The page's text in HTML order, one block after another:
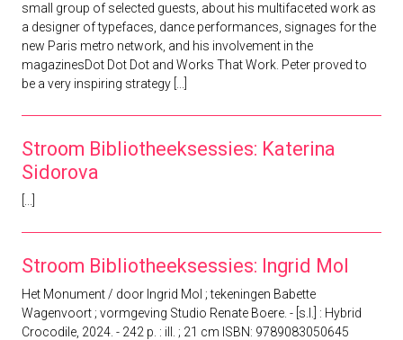
small group of selected guests, about his multifaceted work as
a designer of typefaces, dance performances, signages for the
new Paris metro network, and his involvement in the
magazinesDot Dot Dot and Works That Work. Peter proved to
be a very inspiring strategy [...]
Stroom Bibliotheeksessies: Katerina
Sidorova
Stroom Bibliotheeksessies: Ingrid Mol
Het Monument / door Ingrid Mol ; tekeningen Babette
Wagenvoort ; vormgeving Studio Renate Boere. - [s.l.] : Hybrid
Crocodile, 2024. - 242 p. : ill. ; 21 cm ISBN: 9789083050645